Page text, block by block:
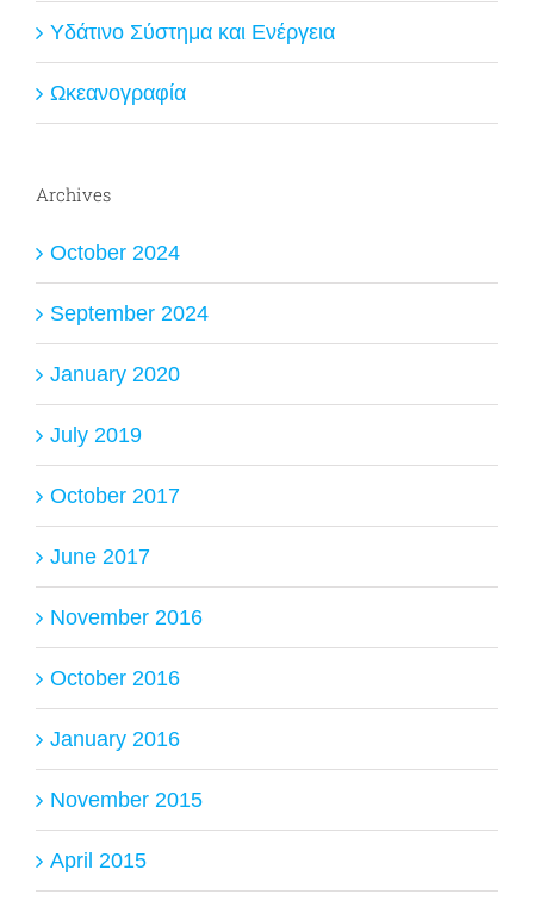
Υδάτινο Σύστημα και Ενέργεια
Ωκεανογραφία
Archives
October 2024
September 2024
January 2020
July 2019
October 2017
June 2017
November 2016
October 2016
January 2016
November 2015
April 2015